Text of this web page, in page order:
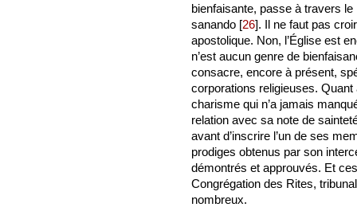
bienfaisante, passe à travers
sanando [26]. Il ne faut pas
apostolique. Non, l’Église est
n’est aucun genre de
consacre, encore à présent,
corporations religieuses.
charisme qui n’a jamais
relation avec sa note de
avant d’inscrire l’un de ses
prodiges obtenus par son
démontrés et approuvés. Et
Congrégation des Rites,
nombreux.